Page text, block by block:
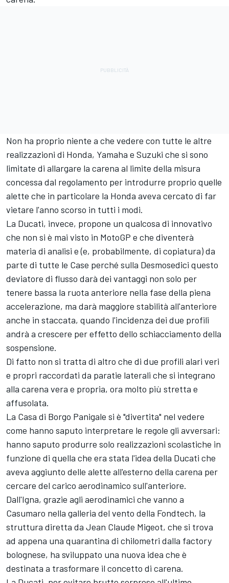
Non ha proprio niente a che vedere con tutte le altre
realizzazioni di Honda, Yamaha e Suzuki che si sono
limitate di allargare la carena al limite della misura
concessa dal regolamento per introdurre proprio quelle
alette che in particolare la Honda aveva cercato di far
vietare l'anno scorso in tutti i modi.
La Ducati, invece, propone un qualcosa di innovativo
che non si è mai visto in MotoGP e che diventerà
materia di analisi e (e, probabilmente, di copiatura) da
parte di tutte le Case perché sulla Desmosedici questo
deviatore di flusso darà dei vantaggi non solo per
tenere bassa la ruota anteriore nella fase della piena
accelerazione, ma darà maggiore stabilità all'anteriore
anche in staccata, quando l'incidenza dei due profili
andrà a crescere per effetto dello schiacciamento della
sospensione.
Di fatto non si tratta di altro che di due profili alari veri
e propri raccordati da paratie laterali che si integrano
alla carena vera e propria, ora molto più stretta e
affusolata.
La Casa di Borgo Panigale si è "divertita" nel vedere
come hanno saputo interpretare le regole gli avversari:
hanno saputo produrre solo realizzazioni scolastiche in
funzione di quella che era stata l'idea della Ducati che
aveva aggiunto delle alette all'esterno della carena per
cercare del carico aerodinamico sull'anteriore.
Dall'Igna, grazie agli aerodinamici che vanno a
Casumaro nella galleria del vento della Fondtech, la
struttura diretta da Jean Claude Migeot, che si trova
ad appena una quarantina di chilometri dalla factory
bolognese, ha sviluppato una nuova idea che è
destinata a trasformare il concetto di carena.